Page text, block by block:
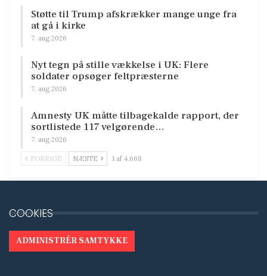
Støtte til Trump afskrækker mange unge fra
at gå i kirke
7. aug 2026
Nyt tegn på stille vækkelse i UK: Flere
soldater opsøger feltpræsterne
7. aug 2026
Amnesty UK måtte tilbagekalde rapport, der
sortlistede 117 velgørende…
7. aug 2026
FORRIGE NÆSTE 1 af 4.668
COOKIES
ADMINISTRÉR SAMTYKKE